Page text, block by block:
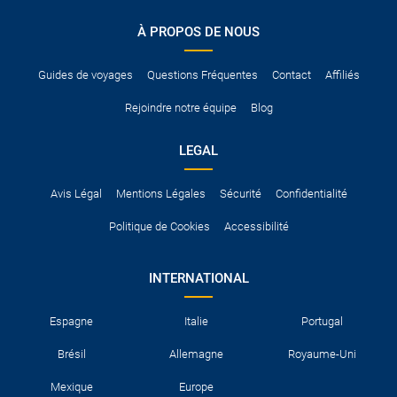
Pour vous en assurer, vous pouvez vous renseigner auprès des
services consulaires du pays concerné.
À PROPOS DE NOUS
Guides de voyages Questions Fréquentes Contact Affiliés
Rejoindre notre équipe Blog
LEGAL
Avis Légal Mentions Légales Sécurité Confidentialité
Politique de Cookies Accessibilité
INTERNATIONAL
Espagne Italie Portugal
Brésil Allemagne Royaume-Uni
Mexique Europe